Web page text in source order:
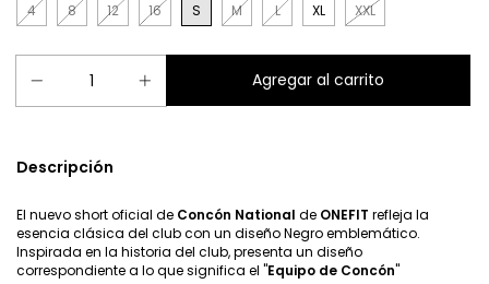
4
8 12 16 S M L XL XXL
Descripción
El nuevo short oficial de Concón National de ONEFIT refleja la
esencia clásica del club con un diseño Negro emblemático.
Inspirada en la historia del club, presenta un diseño
correspondiente a lo que significa el "Equipo de Concón"